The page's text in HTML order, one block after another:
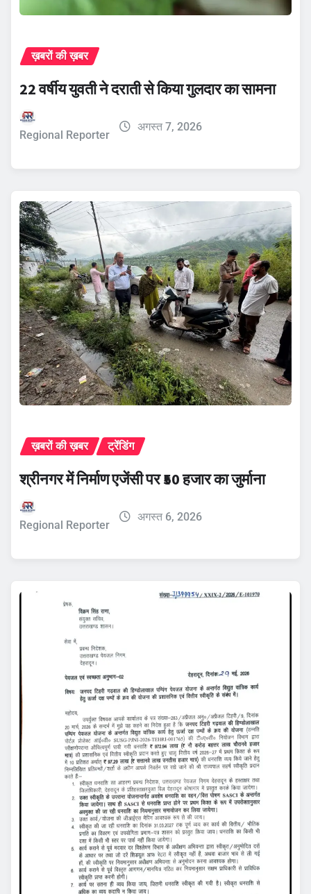
ख़बरों की ख़बर
22 वर्षीय युवती ने दराती से किया गुलदार का सामना
Regional Reporter
अगस्त 7, 2026
ख़बरों की ख़बर ट्रेंडिंग
श्रीनगर में निर्माण एजेंसी पर ₹50 हजार का जुर्माना
Regional Reporter
अगस्त 6, 2026